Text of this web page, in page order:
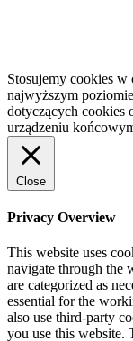
Stosujemy cookies w
najwyższym
dotyczących cookies
urządzeniu
Close
Privacy Overview
This website uses
navigate through the
are categorized as
essential for the
also use third-party
you use this website.